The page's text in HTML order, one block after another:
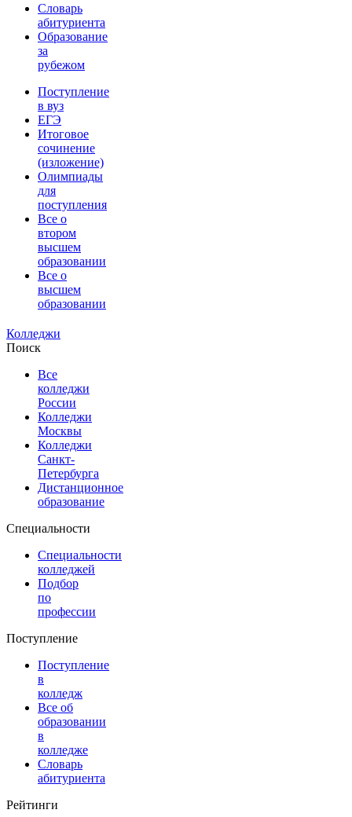
Словарь
абитуриента
Образование
за
рубежом
Поступление
в вуз
ЕГЭ
Итоговое
сочинение
(изложение)
Олимпиады
для
поступления
Все о
втором
высшем
образовании
Все о
высшем
образовании
Колледжи
Поиск
Все
колледжи
России
Колледжи
Москвы
Колледжи
Санкт-
Петербурга
Дистанционное
образование
Специальности
Специальности
колледжей
Подбор
по
профессии
Поступление
Поступление
в
колледж
Все об
образовании
в
колледже
Словарь
абитуриента
Рейтинги